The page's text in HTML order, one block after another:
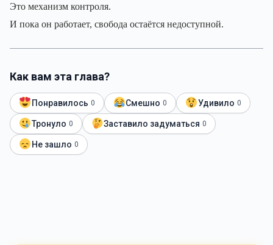
Это механизм контроля.
И пока он работает, свобода остаётся недоступной.
Как вам эта глава?
Понравилось 0 Смешно 0 Удивило 0
Тронуло 0 Заставило задуматься 0
Не зашло 0